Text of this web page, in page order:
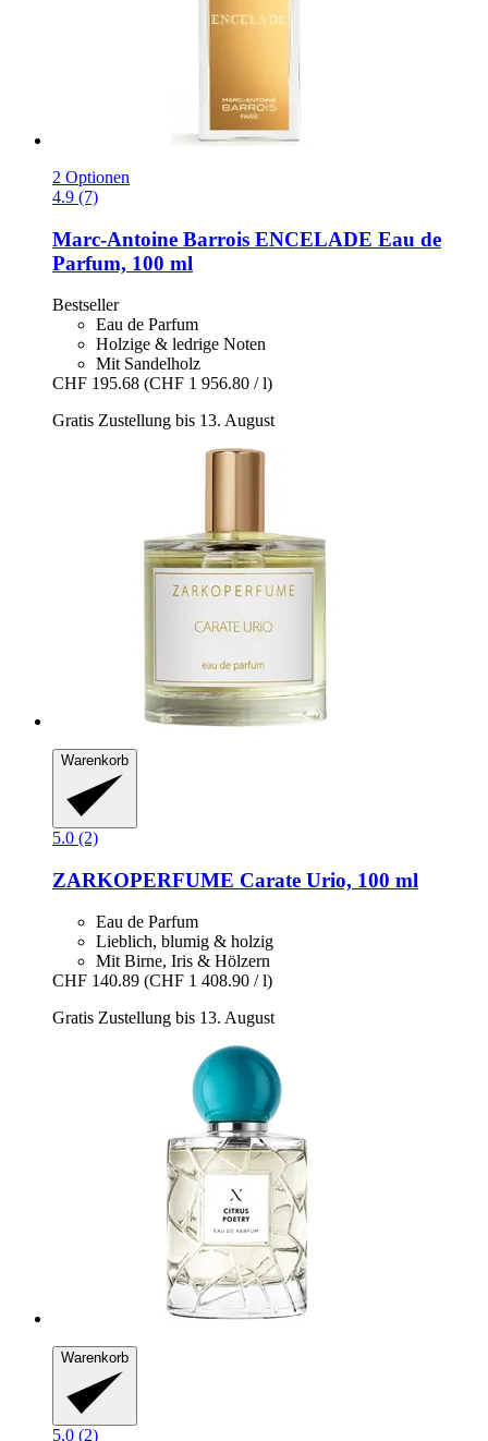
2 Optionen
4.9 (7)
Marc-Antoine Barrois ENCELADE Eau de
Parfum, 100 ml
Bestseller
Eau de Parfum
Holzige & ledrige Noten
Mit Sandelholz
CHF 195.68 (CHF 1 956.80 / l)
Gratis Zustellung bis 13. August
Warenkorb
5.0 (2)
ZARKOPERFUME Carate Urio, 100 ml
Eau de Parfum
Lieblich, blumig & holzig
Mit Birne, Iris & Hölzern
CHF 140.89 (CHF 1 408.90 / l)
Gratis Zustellung bis 13. August
Warenkorb
5.0 (2)